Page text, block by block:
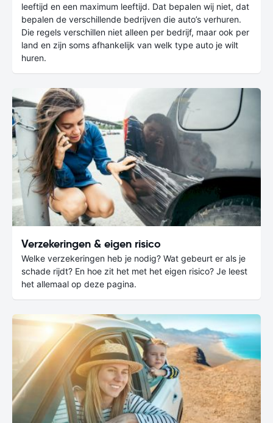
leeftijd en een maximum leeftijd. Dat bepalen wij niet, dat
bepalen de verschillende bedrijven die auto’s verhuren.
Die regels verschillen niet alleen per bedrijf, maar ook per
land en zijn soms afhankelijk van welk type auto je wilt
huren.
Verzekeringen & eigen risico
Welke verzekeringen heb je nodig? Wat gebeurt er als je
schade rijdt? En hoe zit het met het eigen risico? Je leest
het allemaal op deze pagina.